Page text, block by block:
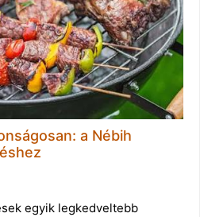
a Nébih
egyik legkedveltebb